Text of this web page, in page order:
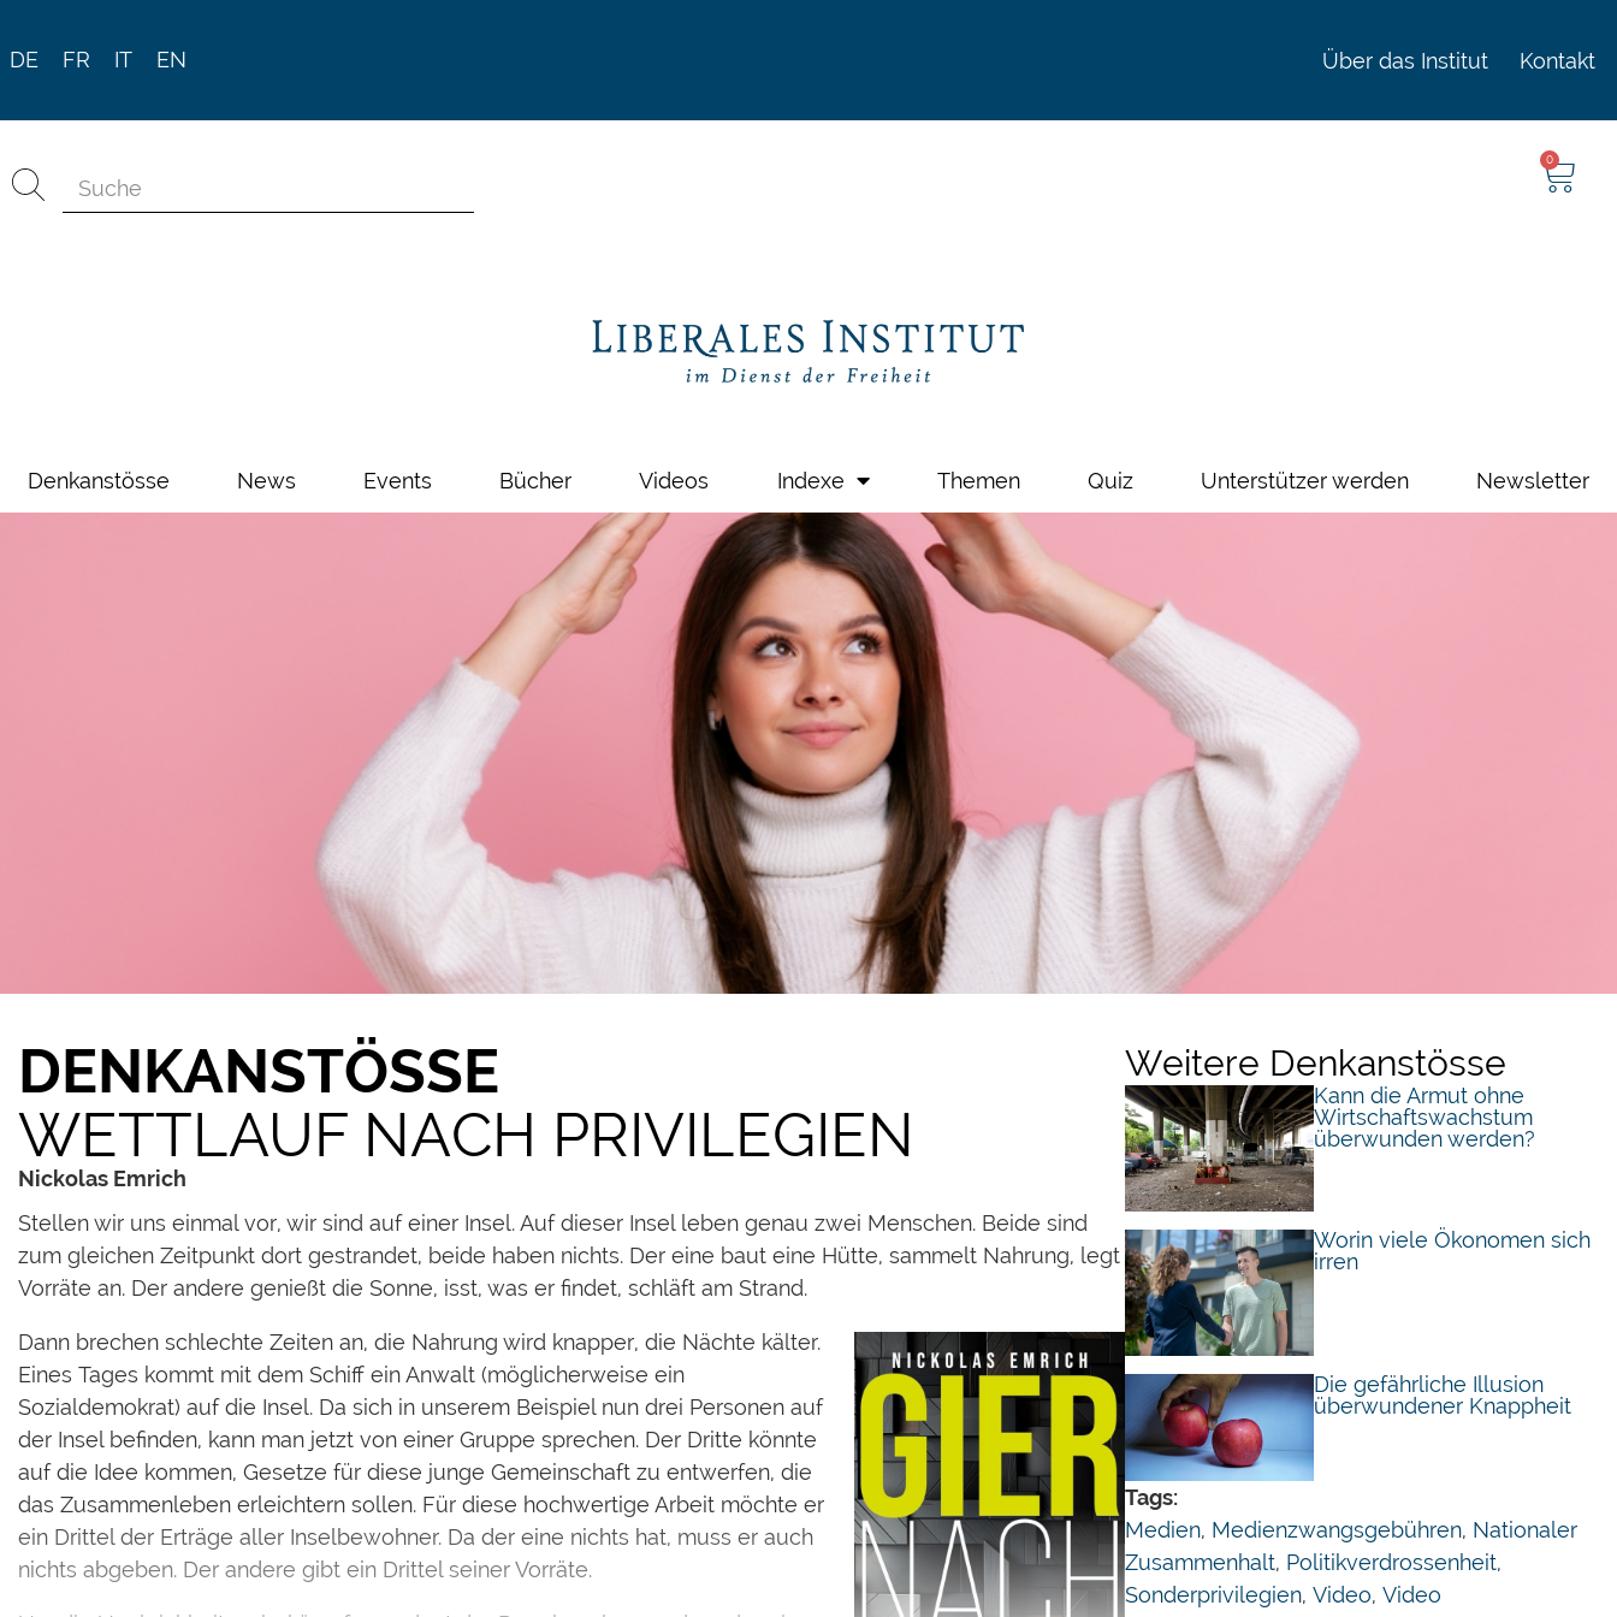
DE FR IT EN Über das Institut Kontakt
0
Denkanstösse News Events Bücher Videos Indexe Themen Quiz Unterstützer werden Newsletter
DENKANSTÖSSE
WETTLAUF NACH PRIVILEGIEN
Nickolas Emrich
Stellen wir uns einmal vor, wir sind auf einer Insel. Auf dieser Insel leben genau zwei Menschen. Beide sind
zum gleichen Zeitpunkt dort gestrandet, beide haben nichts. Der eine baut eine Hütte, sammelt Nahrung, legt
Vorräte an. Der andere genießt die Sonne, isst, was er findet, schläft am Strand.
Dann brechen schlechte Zeiten an, die Nahrung wird knapper, die Nächte kälter.
Eines Tages kommt mit dem Schiff ein Anwalt (möglicherweise ein
Sozialdemokrat) auf die Insel. Da sich in unserem Beispiel nun drei Personen auf
der Insel befinden, kann man jetzt von einer Gruppe sprechen. Der Dritte könnte
auf die Idee kommen, Gesetze für diese junge Gemeinschaft zu entwerfen, die
das Zusammenleben erleichtern sollen. Für diese hochwertige Arbeit möchte er
ein Drittel der Erträge aller Inselbewohner. Da der eine nichts hat, muss er auch
nichts abgeben. Der andere gibt ein Drittel seiner Vorräte.
Weitere Denkanstösse
Kann die Armut ohne
Wirtschaftswachstum
überwunden werden?
Worin viele Ökonomen sich
irren
Die gefährliche Illusion
überwundener Knappheit
Tags:
Medien, Medienzwangsgebühren, Nationaler
Zusammenhalt, Politikverdrossenheit,
Sonderprivilegien, Video, Video